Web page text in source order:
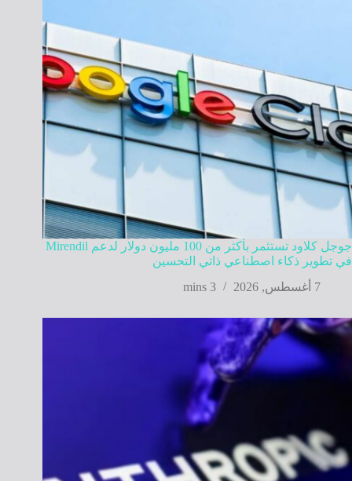
جوجل كلاود تستثمر بأكثر من 100 مليون دولار لدعم Mirendil
في تطوير ذكاء اصطناعي ذاتي التحسين
7 أغسطس, 2026
3 mins